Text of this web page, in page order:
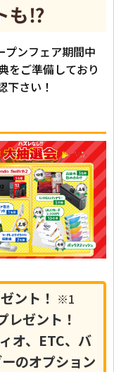
も⁉
ンフェア期間中
をご準備しており
下さい！
ント！ ※1
レゼント！
オ、ETC、バ
のオプション